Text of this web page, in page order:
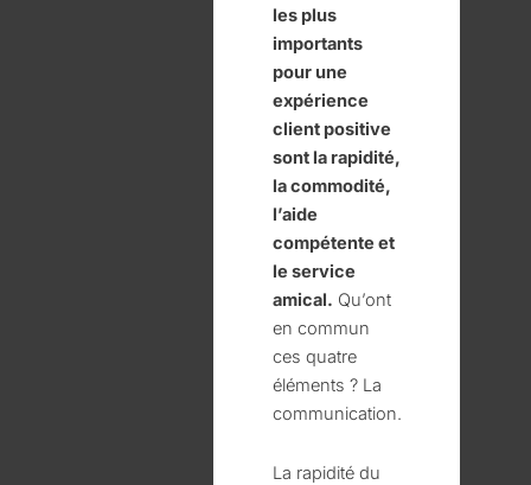
les plus
importants
pour une
expérience
client positive
sont la rapidité,
la commodité,
l’aide
compétente et
le service
amical. Qu’ont
en commun
ces quatre
éléments ? La
communication.
La rapidité du